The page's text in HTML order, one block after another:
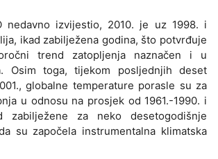
nedavno izvijestio, 2010. je uz 1998. i
ikad zabilježena godina, što potvrđuje
trend zatopljenja naznačen i u
Osim toga, tijekom posljednjih deset
globalne temperature porasle su za
u odnosu na prosjek od 1961.-1990. i
zabilježene za neko desetogodišnje
su započela instrumentalna klimatska